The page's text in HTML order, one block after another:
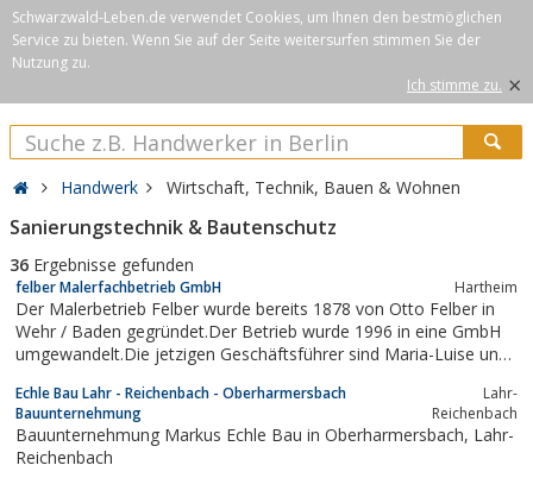
Schwarzwald-Leben.de verwendet Cookies, um Ihnen den bestmöglichen
Service zu bieten. Wenn Sie auf der Seite weitersurfen stimmen Sie der
Nutzung zu.
Ich stimme zu. ×
Handwerk Wirtschaft, Technik, Bauen & Wohnen
Sanierungstechnik & Bautenschutz
36 Ergebnisse gefunden
felber Malerfachbetrieb GmbH Hartheim
Der Malerbetrieb Felber wurde bereits 1878 von Otto Felber in
Wehr / Baden gegründet.Der Betrieb wurde 1996 in eine GmbH
umgewandelt.Die jetzigen Geschäftsführer sind Maria-Luise und
verlegt.
Echle Bau Lahr - Reichenbach - Oberharmersbach
Bauunternehmung
Lahr-
Reichenbach
Bauunternehmung Markus Echle Bau in Oberharmersbach, Lahr-
Reichenbach